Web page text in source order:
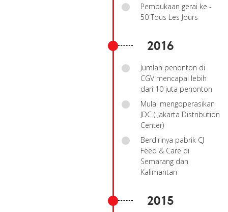
Pembukaan gerai ke -
50 Tous Les Jours
2016
Jumlah penonton di
CGV mencapai lebih
dari 10 juta penonton
Mulai mengoperasikan
JDC ( Jakarta Distribution
Center)
Berdirinya pabrik CJ
Feed & Care di
Semarang dan
Kalimantan
2015